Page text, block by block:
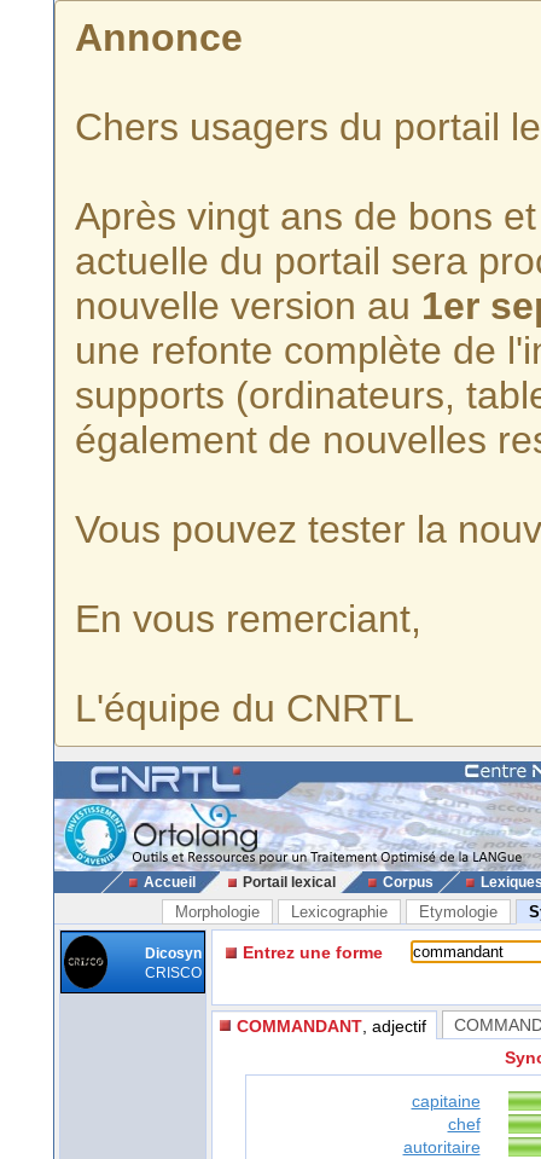
Annonce
Chers usagers du portail
Après vingt ans de bons
actuelle du portail sera
nouvelle version au 1er
une refonte complète de
supports (ordinateurs,
également de nouvelles
Vous pouvez tester la
En vous remerciant,
L'équipe du CNRTL
Accueil Portail lexical Corpus
Morphologie Lexicographie Etymologie
Dicosyn
CRISCO
Entrez une forme
COMMANDANT , adjectif
capitaine
chef
autoritaire